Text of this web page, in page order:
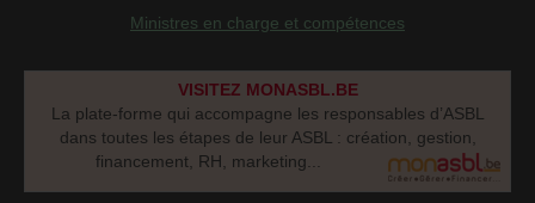
Ministres en charge et compétences
VISITEZ MONASBL.BE
La plate-forme qui accompagne les responsables d’ASBL
dans toutes les étapes de leur ASBL : création, gestion,
financement, RH, marketing...